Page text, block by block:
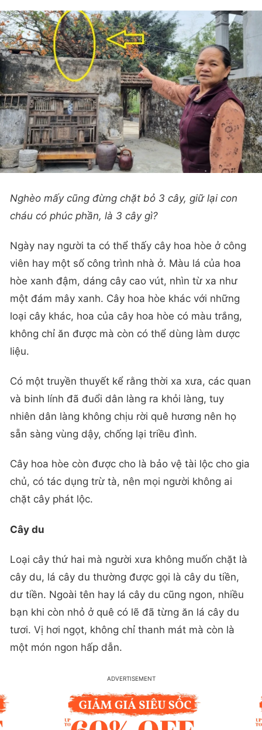
Nghèo mấy cũng đừng chặt bỏ 3 cây, giữ lại con
cháu có phúc phần, là 3 cây gì?
Ngày nay người ta có thể thấy cây hoa hòe ở công
viên hay một số công trình nhà ở. Màu lá của hoa
hòe xanh đậm, dáng cây cao vút, nhìn từ xa như
một đám mây xanh. Cây hoa hòe khác với những
loại cây khác, hoa của cây hoa hòe có màu trắng,
không chỉ ăn được mà còn có thể dùng làm dược
liệu.
Có một truyền thuyết kể rằng thời xa xưa, các quan
và binh lính đã đuổi dân làng ra khỏi làng, tuy
nhiên dân làng không chịu rời quê hương nên họ
sẵn sàng vùng dậy, chống lại triều đình.
Cây hoa hòe còn được cho là bảo vệ tài lộc cho gia
chủ, có tác dụng trừ tà, nên mọi người không ai
chặt cây phát lộc.
Cây du
Loại cây thứ hai mà người xưa không muốn chặt là
cây du, lá cây du thường được gọi là cây du tiền,
dư tiền. Ngoài tên hay lá cây du cũng ngon, nhiều
bạn khi còn nhỏ ở quê có lẽ đã từng ăn lá cây du
tươi. Vị hơi ngọt, không chỉ thanh mát mà còn là
một món ngon hấp dẫn.